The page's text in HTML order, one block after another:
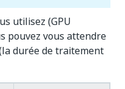
utilisez (GPU
pouvez vous attendre
durée de traitement